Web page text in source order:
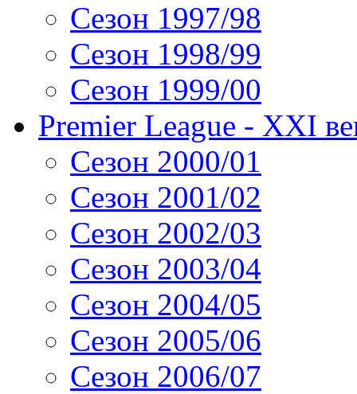
Сезон 1997/98
Сезон 1998/99
Сезон 1999/00
Premier League - XXI
Сезон 2000/01
Сезон 2001/02
Сезон 2002/03
Сезон 2003/04
Сезон 2004/05
Сезон 2005/06
Сезон 2006/07